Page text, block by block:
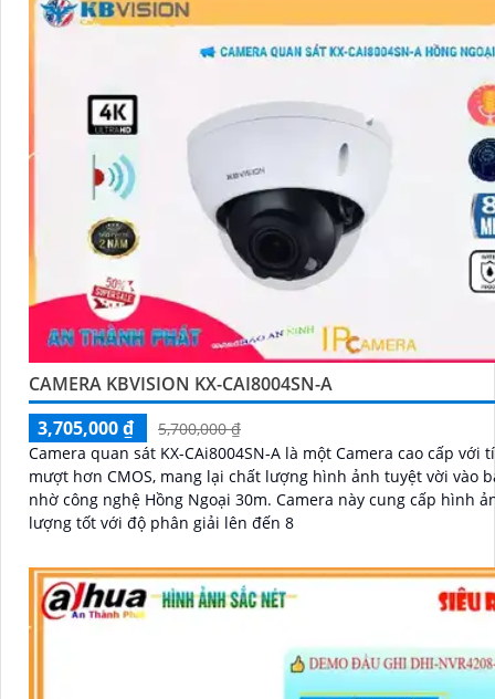
CAMERA KBVISION KX-CAI8004SN-A
3,705,000 ₫
5,700,000 ₫
Camera quan sát KX-CAi8004SN-A là một Camera cao cấp với
mượt hơn CMOS, mang lại chất lượng hình ảnh tuyệt vời vào
nhờ công nghệ Hồng Ngoại 30m. Camera này cung cấp hình ảnh chất
lượng tốt với độ phân giải lên đến 8